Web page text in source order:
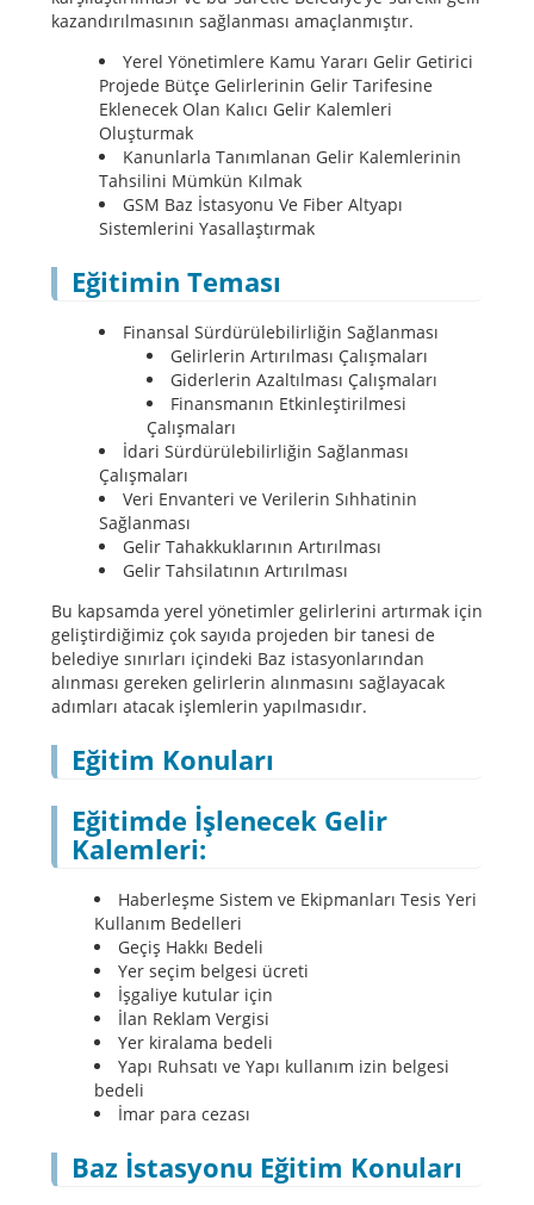
kazandırılmasının sağlanması amaçlanmıştır.
Yerel Yönetimlere Kamu Yararı Gelir Getirici
Projede Bütçe Gelirlerinin Gelir Tarifesine
Eklenecek Olan Kalıcı Gelir Kalemleri
Oluşturmak
Kanunlarla Tanımlanan Gelir Kalemlerinin
Tahsilini Mümkün Kılmak
GSM Baz İstasyonu Ve Fiber Altyapı
Sistemlerini Yasallaştırmak
Eğitimin Teması
Finansal Sürdürülebilirliğin Sağlanması
Gelirlerin Artırılması Çalışmaları
Giderlerin Azaltılması Çalışmaları
Finansmanın Etkinleştirilmesi
Çalışmaları
İdari Sürdürülebilirliğin Sağlanması
Çalışmaları
Veri Envanteri ve Verilerin Sıhhatinin
Sağlanması
Gelir Tahakkuklarının Artırılması
Gelir Tahsilatının Artırılması
Bu kapsamda yerel yönetimler gelirlerini artırmak için
geliştirdiğimiz çok sayıda projeden bir tanesi de
belediye sınırları içindeki Baz istasyonlarından
alınması gereken gelirlerin alınmasını sağlayacak
adımları atacak işlemlerin yapılmasıdır.
Eğitim Konuları
Eğitimde İşlenecek Gelir
Kalemleri:
Haberleşme Sistem ve Ekipmanları Tesis Yeri
Kullanım Bedelleri
Geçiş Hakkı Bedeli
Yer seçim belgesi ücreti
İşgaliye kutular için
İlan Reklam Vergisi
Yer kiralama bedeli
Yapı Ruhsatı ve Yapı kullanım izin belgesi
bedeli
İmar para cezası
Baz İstasyonu Eğitim Konuları